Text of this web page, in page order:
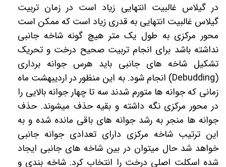
در گیلاس غالبیت انتهایی زیاد است در زمان تربیت
گیلاس غالبیت انتهایی به قدری زیاد است که ممکن است
محور مرکزی به طول یک متر هیچ گونه شاخه جانبی
نداشته باشد برای انجام تربیت صحیح درخت و تحریک
تشکیل شاخه های جانبی باید هرس جوانه برداری
(
Debudding) انجام شود. به این منظور در اردیبهشت ماه
زمانی که جوانه ها متورم شدند سه تا چهار جوانه بالایی را
در محور مرکزی نگه داشته و بقیه حذف میشوند. حذف
جوانه ها منجر به رشد جوانه های باقی مانده شده و به
این ترتیب شاخه مرکزی دارای تعدادی جوانه جانبی
خواهد شد حال میتوان در بین شاخه های جانبی ایجاد
شده اسکلت اصلی درخت را انتخاب کرد. شاخه بندی و